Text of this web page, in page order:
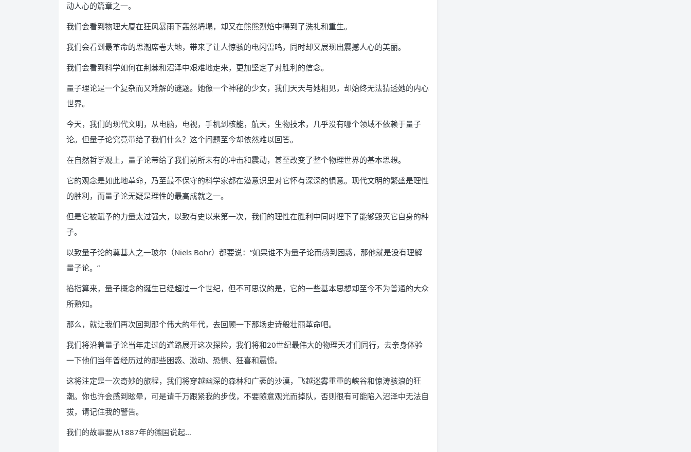
动人心的篇章之一。
我们会看到物理大厦在狂风暴雨下轰然坍塌，却又在熊熊烈焰中得到了洗礼和重生。
我们会看到最革命的思潮席卷大地，带来了让人惊骇的电闪雷鸣，同时却又展现出震撼人心的美丽。
我们会看到科学如何在荆棘和沼泽中艰难地走来，更加坚定了对胜利的信念。
量子理论是一个复杂而又难解的谜题。她像一个神秘的少女，我们天天与她相见，却始终无法猜透她的内心
世界。
今天，我们的现代文明，从电脑，电视，手机到核能，航天，生物技术，几乎没有哪个领域不依赖于量子
论。但量子论究竟带给了我们什么？这个问题至今却依然难以回答。
在自然哲学观上，量子论带给了我们前所未有的冲击和震动，甚至改变了整个物理世界的基本思想。
它的观念是如此地革命，乃至最不保守的科学家都在潜意识里对它怀有深深的惧意。现代文明的繁盛是理性
的胜利，而量子论无疑是理性的最高成就之一。
但是它被赋予的力量太过强大，以致有史以来第一次，我们的理性在胜利中同时埋下了能够毁灭它自身的种
子。
以致量子论的奠基人之一玻尔（Niels Bohr）都要说：“如果谁不为量子论而感到困惑，那他就是没有理解
量子论。”
掐指算来，量子概念的诞生已经超过一个世纪，但不可思议的是，它的一些基本思想却至今不为普通的大众
所熟知。
那么，就让我们再次回到那个伟大的年代，去回顾一下那场史诗般壮丽革命吧。
我们将沿着量子论当年走过的道路展开这次探险，我们将和20世纪最伟大的物理天才们同行，去亲身体验
一下他们当年曾经历过的那些困惑、激动、恐惧、狂喜和震惊。
这将注定是一次奇妙的旅程，我们将穿越幽深的森林和广袤的沙漠，飞越迷雾重重的峡谷和惊涛骇浪的狂
潮。你也许会感到眩晕，可是请千万跟紧我的步伐，不要随意观光而掉队，否则很有可能陷入沼泽中无法自
拔，请记住我的警告。
我们的故事要从1887年的德国说起…